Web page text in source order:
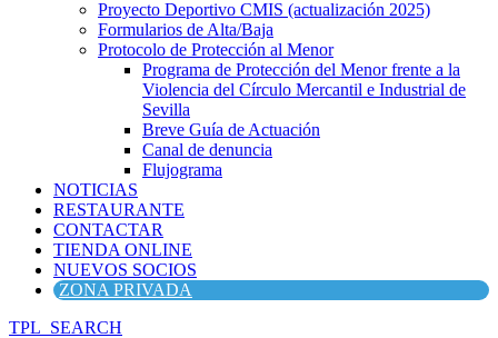
Proyecto Deportivo CMIS (actualización 2025)
Formularios de Alta/Baja
Protocolo de Protección al Menor
Programa de Protección del Menor frente a la
Violencia del Círculo Mercantil e Industrial de
Sevilla
Breve Guía de Actuación
Canal de denuncia
Flujograma
NOTICIAS
RESTAURANTE
CONTACTAR
TIENDA ONLINE
NUEVOS SOCIOS
ZONA PRIVADA
TPL_SEARCH